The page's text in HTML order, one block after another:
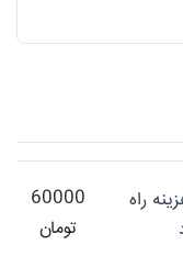
راه
60000
تومان